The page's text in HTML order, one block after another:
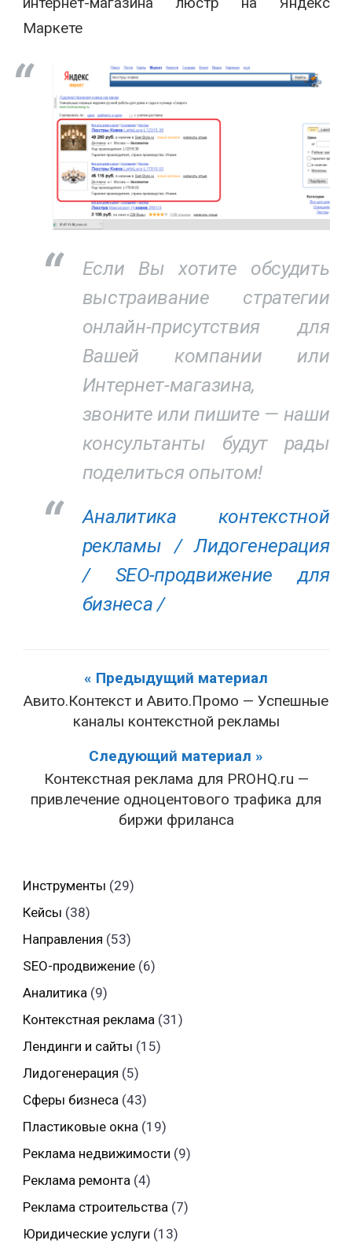
Маркете
Если Вы хотите обсудить
выстраивание стратегии
онлайн-присутствия для
Вашей компании или
Интернет-магазина,
звоните или пишите — наши
консультанты будут рады
поделиться опытом!
Аналитика контекстной
рекламы /Лидогенерация
/
SEO-продвижение для
бизнеса /
« Предыдущий материал
Авито.Контекст и Авито.Промо — Успешные
каналы контекстной рекламы
Следующий материал »
Контекстная реклама для PROHQ.ru —
привлечение одноцентового трафика для
биржи фриланса
Инструменты (29)
Кейсы (38)
Направления (53)
SEO-продвижение(6)
Аналитика (9)
Контекстная реклама (31)
Лендинги и сайты (15)
Лидогенерация (5)
Сферы бизнеса (43)
Пластиковые окна (19)
Реклама недвижимости (9)
Реклама ремонта (4)
Реклама строительства (7)
Юридические услуги (13)